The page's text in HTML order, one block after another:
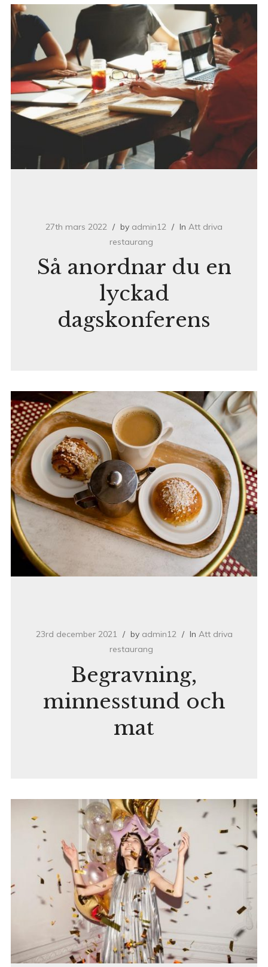
27th mars 2022 by admin12 In Att driva
restaurang
Så anordnar du en
lyckad
dagskonferens
23rd december 2021 by admin12 In Att driva
restaurang
Begravning,
minnesstund och
mat